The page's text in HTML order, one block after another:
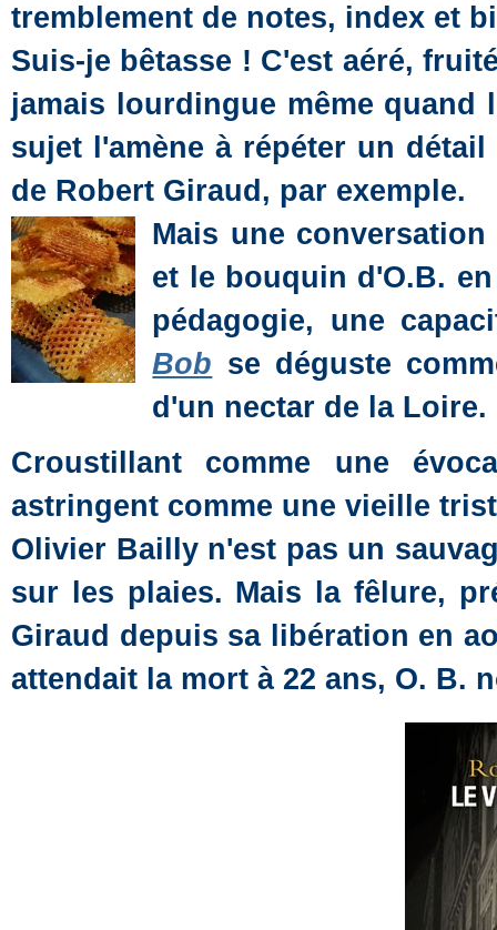
tremblement de notes, index et
Suis-je bêtasse ! C'est aéré,
jamais lourdingue même
sujet l'amène à répéter un
de Robert Giraud, par exemple.
Mais une
et le bouquin d'O.B.
pédagogie, une
Bob se déguste
d'un nectar de la Loire.
Croustillant comme une
astringent comme une vieille
Olivier Bailly n'est pas un
sur les plaies. Mais la fêlure,
Giraud depuis sa libération en
attendait la mort à 22 ans, O. B.